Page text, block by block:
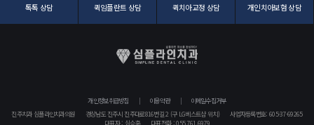
톡톡 상담 퀵임플란트 상담 퀵치아교정 상담 개인치아보험 상담
개인정보취급방침 이용약관
이메일수집거부
진주치과 심플라인치과의원
경상남도 진주시 진주대로816번길 2 (구 LG베스트샵 위치)
사업자등록번호: 605-37-69265
대표자 : 심승훈
대표전화 : 055.761.6979